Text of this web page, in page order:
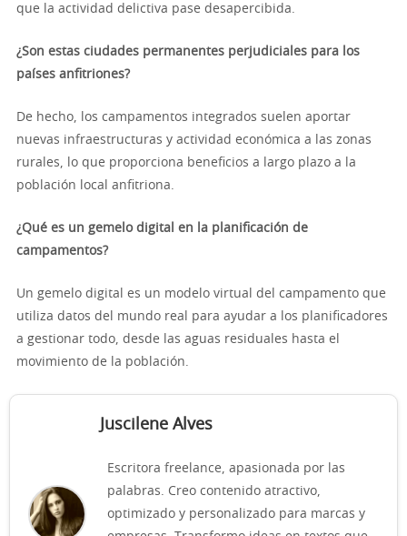
que la actividad delictiva pase desapercibida.
¿Son estas ciudades permanentes perjudiciales para los
países anfitriones?
De hecho, los campamentos integrados suelen aportar
nuevas infraestructuras y actividad económica a las zonas
rurales, lo que proporciona beneficios a largo plazo a la
población local anfitriona.
¿Qué es un gemelo digital en la planificación de
campamentos?
Un gemelo digital es un modelo virtual del campamento que
utiliza datos del mundo real para ayudar a los planificadores
a gestionar todo, desde las aguas residuales hasta el
movimiento de la población.
Juscilene Alves
Escritora freelance, apasionada por las
palabras. Creo contenido atractivo,
optimizado y personalizado para marcas y